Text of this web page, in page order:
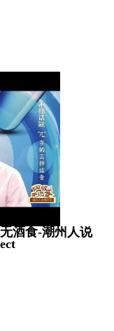
酒食-潮州人说